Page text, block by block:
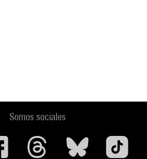
Somos sociales